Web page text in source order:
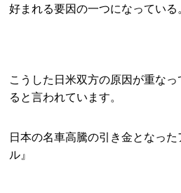
好まれる要因の一つになっている
こうした日米双方の原因が重な
ると言われています。
日本の名車高騰の引き金となっ
ル』